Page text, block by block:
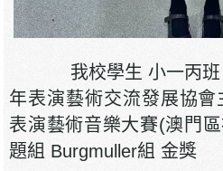
我校學生 小一丙班
年表演藝術交流發展協會
表演藝術音樂大賽(澳門
題組 Burgmuller組 金獎